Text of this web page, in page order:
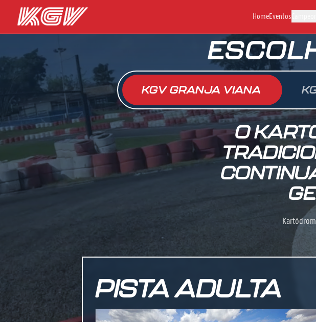
HomeEventos
KGV GRANJA VIANA
O
PISTA ADULTA